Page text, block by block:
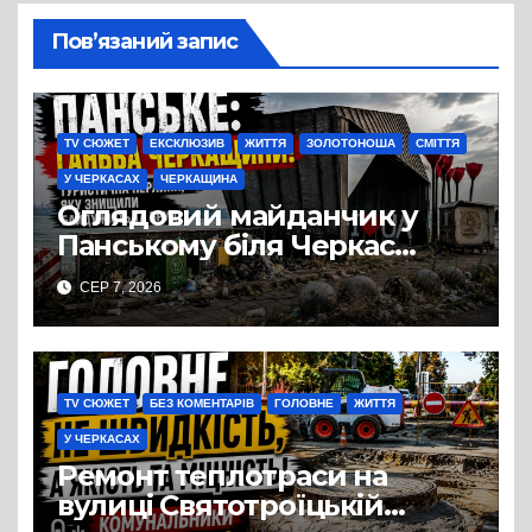
Пов’язаний запис
TV СЮЖЕТ ЕКСКЛЮЗИВ ЖИТТЯ ЗОЛОТОНОША СМІТТЯ
У ЧЕРКАСАХ ЧЕРКАЩИНА
Оглядовий майданчик у
Панському біля Черкас
перетворився на занедбане
сміттєзвалище
СЕР 7, 2026
TV СЮЖЕТ БЕЗ КОМЕНТАРІВ ГОЛОВНЕ ЖИТТЯ
У ЧЕРКАСАХ
Ремонт теплотраси на
вулиці Святотроїцькій